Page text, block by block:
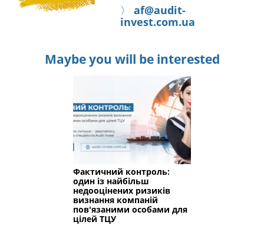
〉
af@audit-
invest.com.ua
Maybe you will be interested
Фактичний контроль:
один із найбільш
недооцінених ризиків
визнання компаній
пов'язаними особами для
цілей ТЦУ